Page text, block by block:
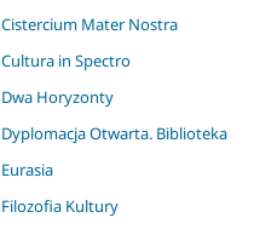
Cistercium Mater Nostra
Cultura in Spectro
Dwa Horyzonty
Dyplomacja Otwarta. Biblioteka
Eurasia
Filozofia Kultury